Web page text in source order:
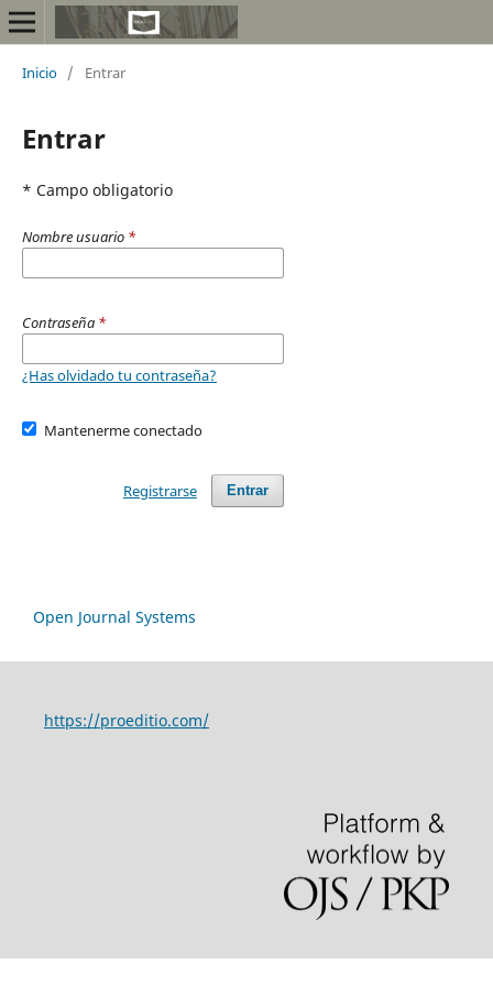
Inicio / Entrar
Entrar
* Campo obligatorio
Nombre usuario *
Contraseña *
¿Has olvidado tu contraseña?
Mantenerme conectado
Entrar
Registrarse
Open Journal Systems
https://proeditio.com/